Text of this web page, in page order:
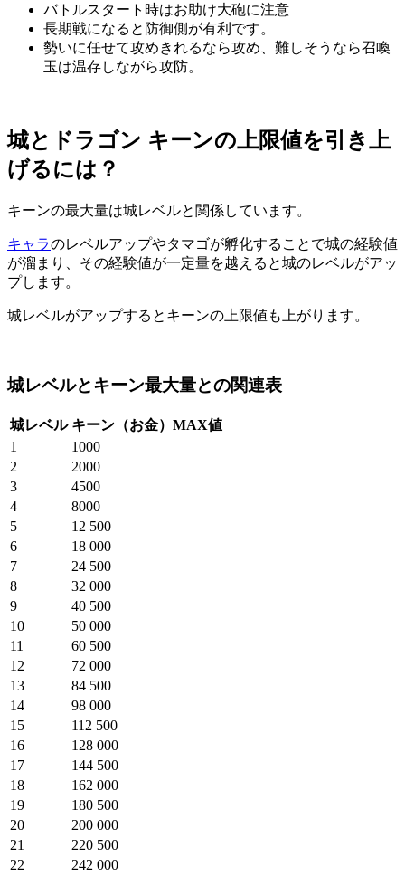
バトルスタート時はお助け大砲に注意
長期戦になると防御側が有利です。
勢いに任せて攻めきれるなら攻め、難しそうなら召喚
玉は温存しながら攻防。
城とドラゴン キーンの上限値を引き上
げるには？
キーンの最大量は城レベルと関係しています。
キャラのレベルアップやタマゴが孵化することで城の経験値
が溜まり、その経験値が一定量を越えると城のレベルがアッ
プします。
城レベルがアップするとキーンの上限値も上がります。
城レベルとキーン最大量との関連表
城レベル キーン（お金）MAX値
1
1000
2
2000
3
4500
4
8000
5
12 500
6
18 000
7
24 500
8
32 000
9
40 500
10
50 000
11
60 500
12
72 000
13
84 500
14
98 000
15
112 500
16
128 000
17
144 500
18
162 000
19
180 500
20
200 000
21
220 500
22
242 000